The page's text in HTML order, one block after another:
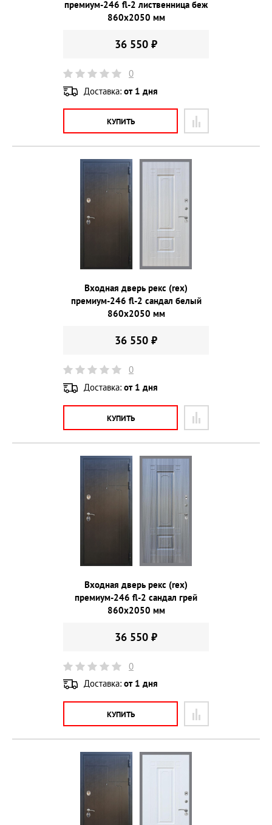
премиум-246 fl-2 лиственница беж
860х2050 мм
36 550 ₽
0
Доставка: от 1 дня
КУПИТЬ
Входная дверь рекс (rex)
премиум-246 fl-2 сандал белый
860х2050 мм
36 550 ₽
0
Доставка: от 1 дня
КУПИТЬ
Входная дверь рекс (rex)
премиум-246 fl-2 сандал грей
860х2050 мм
36 550 ₽
0
Доставка: от 1 дня
КУПИТЬ